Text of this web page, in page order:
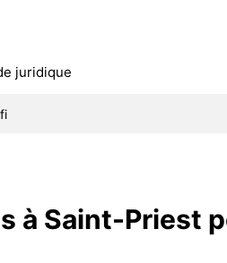
juridique
à Saint-Priest